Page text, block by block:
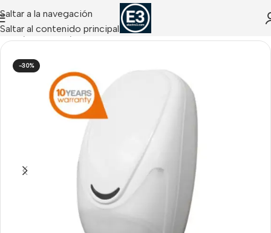
Saltar a la navegación
Saltar al contenido principal
Inicio OFERTAS/Outlet
-30%